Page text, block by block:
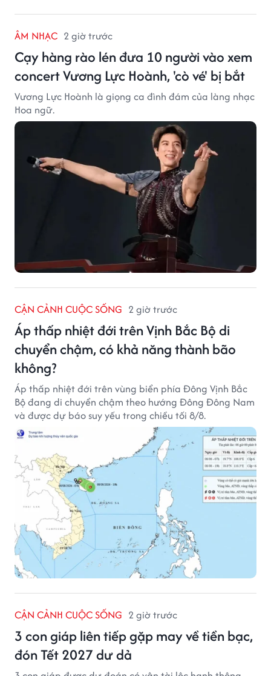
ÂM NHẠC 2 giờ trước
Cạy hàng rào lén đưa 10 người vào xem
concert Vương Lực Hoành, 'cò vé' bị bắt
Vương Lực Hoành là giọng ca đình đám của làng nhạc
Hoa ngữ.
CẬN CẢNH CUỘC SỐNG 2 giờ trước
Áp thấp nhiệt đới trên Vịnh Bắc Bộ di
chuyển chậm, có khả năng thành bão
không?
Áp thấp nhiệt đới trên vùng biển phía Đông Vịnh Bắc
Bộ đang di chuyển chậm theo hướng Đông Đông Nam
và được dự báo suy yếu trong chiều tối 8/8.
CẬN CẢNH CUỘC SỐNG 2 giờ trước
3 con giáp liên tiếp gặp may về tiền bạc,
đón Tết 2027 dư dả